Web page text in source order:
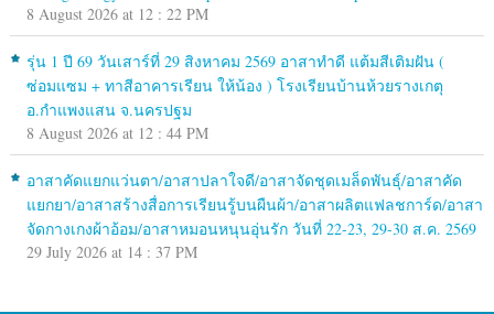
8 August 2026 at 12 : 22 PM
รุ่น 1 ปี 69 วันเสาร์ที่ 29 สิงหาคม 2569 อาสาทำดี แต้มสีเติมฝัน (
ซ่อมแซม + ทาสีอาคารเรียน ให้น้อง ) โรงเรียนบ้านห้วยรางเกตุ
อ.กำแพงแสน จ.นครปฐม
8 August 2026 at 12 : 44 PM
อาสาคัดแยกแว่นตา/อาสาปลาใจดี/อาสาจัดชุดเมล็ดพันธุ์/อาสาคัด
แยกยา/อาสาสร้างสื่อการเรียนรู้บนผืนผ้า/อาสาผลิตแฟลชการ์ด/อาสา
จัดกางเกงผ้าอ้อม/อาสาหมอนหนุนอุ่นรัก วันที่ 22-23, 29-30 ส.ค. 2569
29 July 2026 at 14 : 37 PM